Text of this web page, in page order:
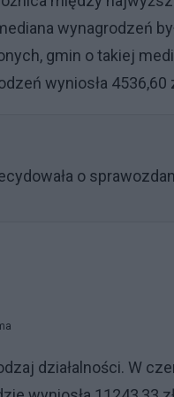
wynagrodzeń
gmin o takiej
wyniosła 4536,60
o
działalności. W